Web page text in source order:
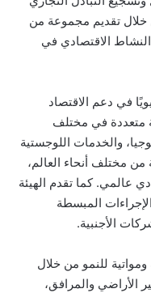
خلال تقديم مجموعة من
الاقتصادي في
في دعم الاقتصاد
متعددة في مختلف
والخدمات اللوجستية
مختلف أنحاء العالم،
عالمي. كما تقدم الهيئة
المبسطة
الأجنبية.
للنمو من خلال
الأراضي والمرافق،